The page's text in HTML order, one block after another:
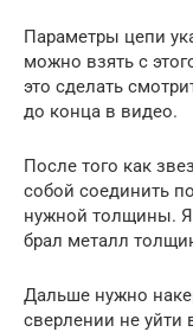
Параметры цепи
можно взять с
это сделать
до конца в видео.
После того как
собой соединить
нужной толщины. Я
брал металл
Дальше нужно
сверлении не уйти